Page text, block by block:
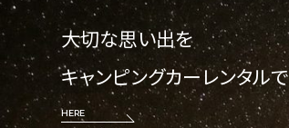
HERE
大切な思い出を
キャンピングカーレンタルで
HERE
HERE